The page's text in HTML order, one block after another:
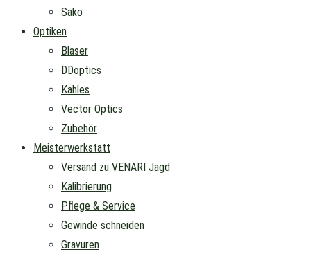
Sako
Optiken
Blaser
DDoptics
Kahles
Vector Optics
Zubehör
Meisterwerkstatt
Versand zu VENARI Jagd
Kalibrierung
Pflege & Service
Gewinde schneiden
Gravuren